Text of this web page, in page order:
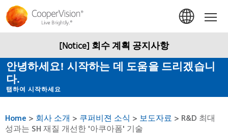
요
콘
텐
건
너
뛰
기
[Notice] 회수 계획 공지사항
안녕하세요! 시작하는 데 도움을 드리겠습니
다.
탭하여 시작하세요
Home > 회사 소개 > 쿠퍼비젼 소식 > 보도자료 > R&D 최대
성과는 SH 재질 개선한 '아쿠아폼' 기술